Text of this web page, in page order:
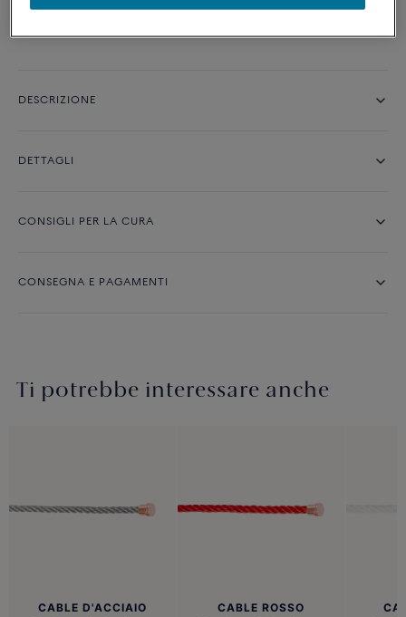
DESCRIZIONE
DETTAGLI
CONSIGLI PER LA CURA
CONSEGNA E PAGAMENTI
Ti potrebbe interessare anche
CABLE D'ACCIAIO CABLE ROSSO